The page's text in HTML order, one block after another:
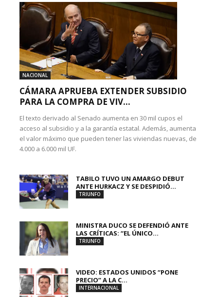
NACIONAL
CÁMARA APRUEBA EXTENDER SUBSIDIO
PARA LA COMPRA DE VIV...
El texto derivado al Senado aumenta en 30 mil cupos el
acceso al subsidio y a la garantía estatal. Además, aumenta
el valor máximo que pueden tener las viviendas nuevas, de
4.000 a 6.000 mil UF.
TABILO TUVO UN AMARGO DEBUT
ANTE HURKACZ Y SE DESPIDIÓ...
TRIUNFO
MINISTRA DUCO SE DEFENDIÓ ANTE
LAS CRÍTICAS: “EL ÚNICO...
TRIUNFO
VIDEO: ESTADOS UNIDOS “PONE
PRECIO” A LA C...
INTERNACIONAL